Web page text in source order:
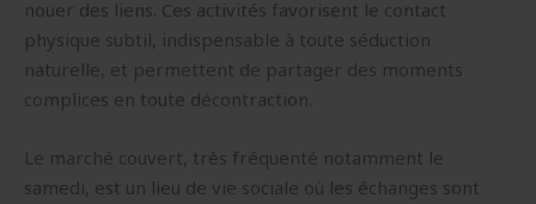
nouer des liens. Ces activités favorisent le contact
physique subtil, indispensable à toute séduction
naturelle, et permettent de partager des moments
complices en toute décontraction.
Le marché couvert, très fréquenté notamment le
samedi, est un lieu de vie sociale où les échanges sont